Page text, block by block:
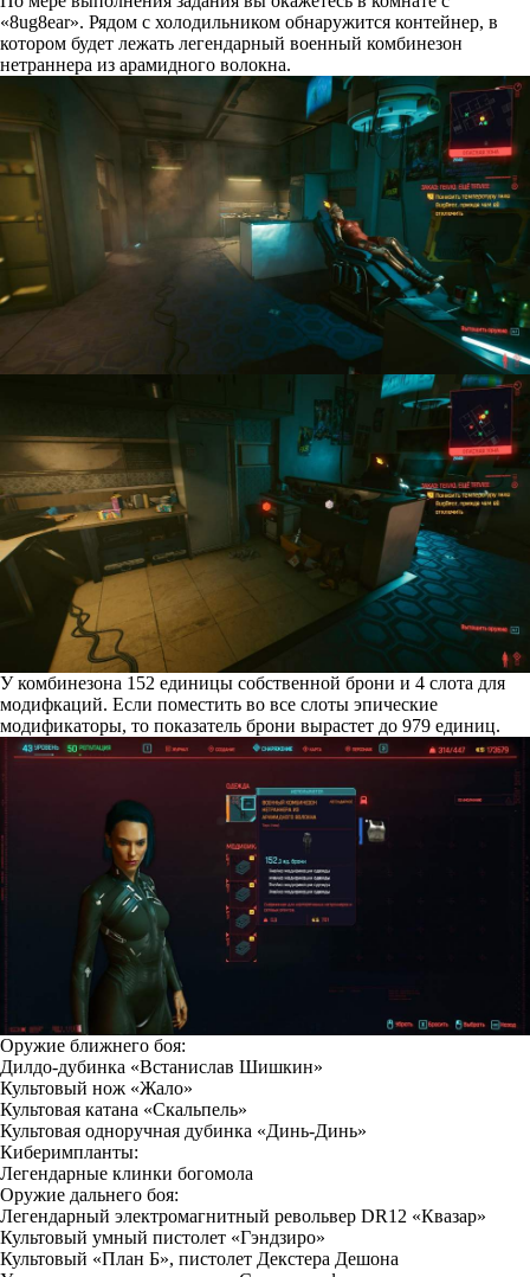
«8ug8ear». Рядом с холодильником обнаружится контейнер, в
котором будет лежать легендарный военный комбинезон
нетраннера из арамидного волокна.
У комбинезона 152 единицы собственной брони и 4 слота для
модифкаций. Если поместить во все слоты эпические
модификаторы, то показатель брони вырастет до 979 единиц.
Оружие ближнего боя:
Дилдо-дубинка «Встанислав Шишкин»
Культовый нож «Жало»
Культовая катана «Скальпель»
Культовая одноручная дубинка «Динь-Динь»
Киберимпланты:
Легендарные клинки богомола
Оружие дальнего боя:
Легендарный электромагнитный револьвер DR12 «Квазар»
Культовый умный пистолет «Гэндзиро»
Культовый «План Б», пистолет Декстера Дешона